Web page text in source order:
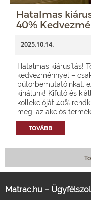
Hatalmas
40%
2025.10.14.
Hatalmas kiárusítás!
kedvezménnyel –
bútorbemutatóinkat,
kínálunk! Kifutó és
kollekcióját 40%
meg, az akciós
TOVÁBB
Matrac.hu –